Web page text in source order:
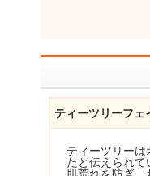
ティーツリーフェ
ティーツリー
たと伝えられて